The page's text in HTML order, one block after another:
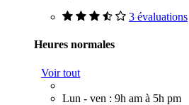
3 évaluations
Heures normales
Voir tout
Lun - ven : 9h am à 5h pm